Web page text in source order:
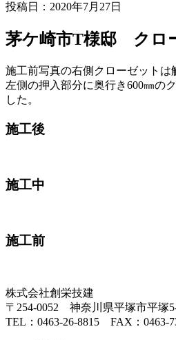
投稿日： 2020年7月27日
茅ケ崎市T様邸 クロ
施工前写真の右側クローゼットは
左側の押入部分に奥行き600㎜の
した。
施工後
施工中
施工前
株式会社創栄技建
〒254-0052 神奈川県平塚市平塚
TEL：0463-26-8815 FAX：0463-